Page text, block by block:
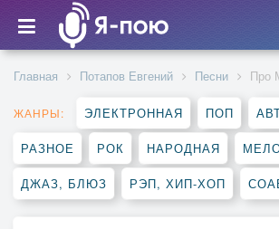
Главная Потапов Евгений Песни Про
ЖАНРЫ: ЭЛЕКТРОННАЯ ПОП
РАЗНОЕ РОК НАРОДНАЯ
ДЖАЗ, БЛЮЗ РЭП, ХИП-ХОП